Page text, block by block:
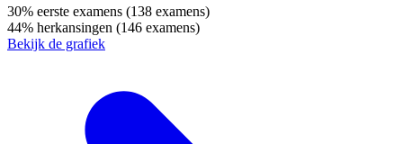
30% eerste examens (138 examens)
44% herkansingen (146 examens)
Bekijk de grafiek